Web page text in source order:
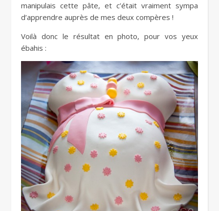
manipulais cette pâte, et c’était vraiment sympa
d’apprendre auprès de mes deux compères !
Voilà donc le résultat en photo, pour vos yeux
ébahis :